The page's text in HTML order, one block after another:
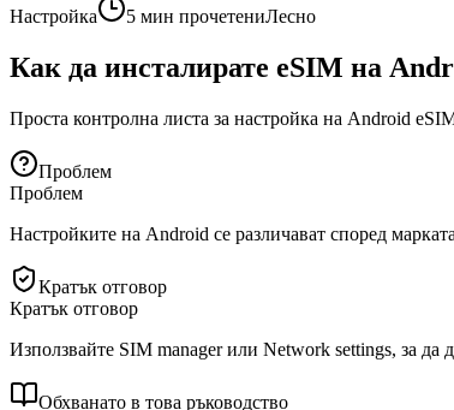
Настройка 5 мин прочетениЛесно
Как да инсталирате eSIM на
Проста контролна листа за настройка на Android
Проблем
Проблем
Настройките на Android се различават според
Кратък отговор
Кратък отговор
Използвайте SIM manager или Network settings, за да
Обхванато в това ръководство